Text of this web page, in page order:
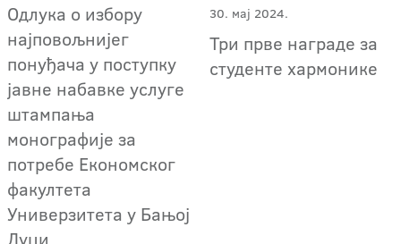
Одлука о избору
најповољнијег
понуђача у поступку
јавне набавке услуге
штампања
монографије за
потребе Економског
факултета
Универзитета у Бањој
Луци
30. мај 2024.
Три прве награде за
студенте хармонике